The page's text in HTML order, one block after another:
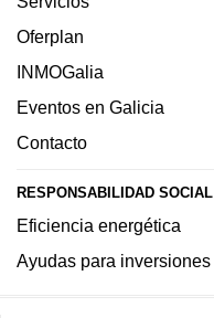
Oferplan
INMOGalia
Eventos en Galicia
Contacto
RESPONSABILIDAD SOCIAL
Eficiencia energética
Ayudas para inversiones